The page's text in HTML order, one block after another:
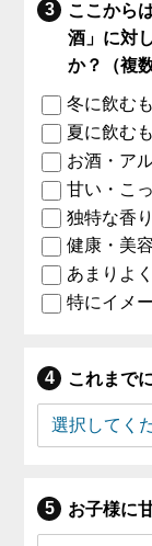
ここから
酒」に対
か？（複
冬に飲む
夏に飲む
お酒・ア
甘い・こ
独特な香
健康・美
あまりよ
特にイメ
これまで
お子様に